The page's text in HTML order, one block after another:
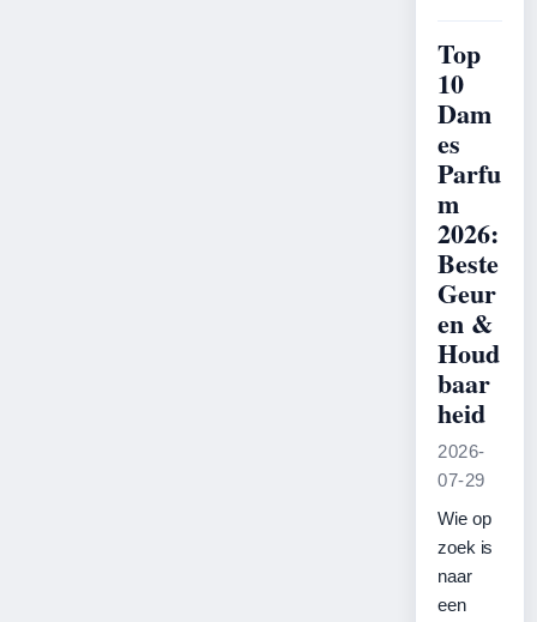
Top
10
Dam
es
Parfu
m
2026:
Beste
Geur
en &
Houd
baar
heid
2026-
07-29
Wie op
zoek is
naar
een